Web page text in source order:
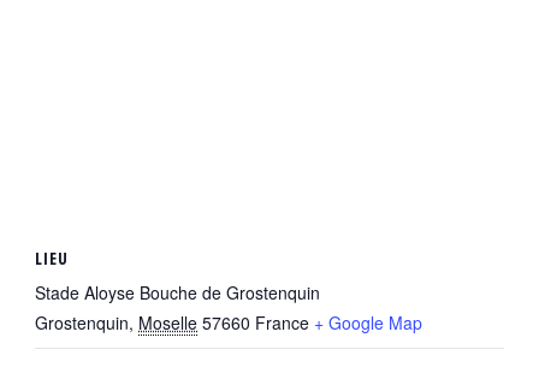
LIEU
Stade Aloyse Bouche de Grostenquin
Grostenquin, Moselle 57660 France + Google Map